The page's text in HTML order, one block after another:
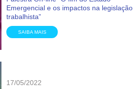
Emergencial e os impactos na legislação
trabalhista”
SAIBA MAIS
17/05/2022